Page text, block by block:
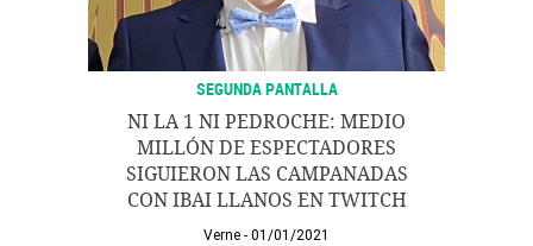
SEGUNDA PANTALLA
NI LA 1 NI PEDROCHE: MEDIO
MILLÓN DE ESPECTADORES
SIGUIERON LAS CAMPANADAS
CON IBAI LLANOS EN TWITCH
Verne 01/01/2021